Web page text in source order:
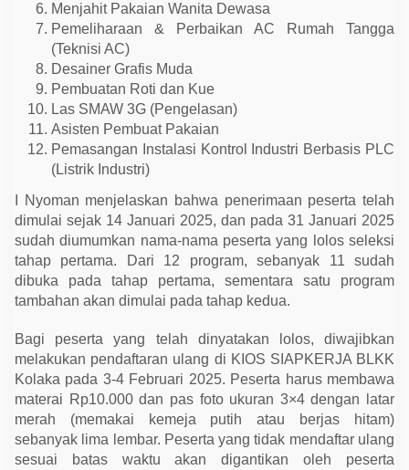
3
e
s
e
r
t
a
Menjahit Pakaian Wanita Dewasa
Pemeliharaan & Perbaikan AC Rumah Tangga
(Teknisi AC)
Desainer Grafis Muda
Pembuatan Roti dan Kue
Las SMAW 3G (Pengelasan)
Asisten Pembuat Pakaian
Pemasangan Instalasi Kontrol Industri Berbasis PLC
(Listrik Industri)
I Nyoman menjelaskan bahwa penerimaan peserta telah
dimulai sejak 14 Januari 2025, dan pada 31 Januari 2025
sudah diumumkan nama-nama peserta yang lolos seleksi
tahap pertama. Dari 12 program, sebanyak 11 sudah
dibuka pada tahap pertama, sementara satu program
tambahan akan dimulai pada tahap kedua.
Bagi peserta yang telah dinyatakan lolos, diwajibkan
melakukan pendaftaran ulang di KIOS SIAPKERJA BLKK
Kolaka pada 3-4 Februari 2025. Peserta harus membawa
materai Rp10.000 dan pas foto ukuran 3×4 dengan latar
merah (memakai kemeja putih atau berjas hitam)
sebanyak lima lembar. Peserta yang tidak mendaftar ulang
sesuai batas waktu akan digantikan oleh peserta